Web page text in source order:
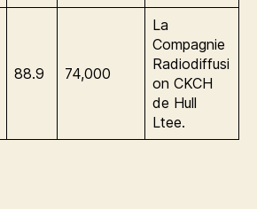
88.9 74,000
La
Compagnie
Radiodiffusi
on CKCH
de Hull
Ltee.